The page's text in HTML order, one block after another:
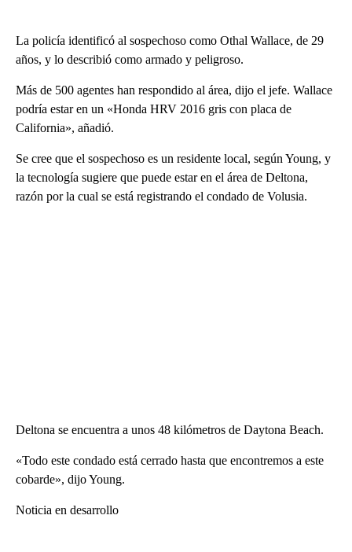
La policía identificó al sospechoso como Othal Wallace, de 29
años, y lo describió como armado y peligroso.
Más de 500 agentes han respondido al área, dijo el jefe. Wallace
podría estar en un «Honda HRV 2016 gris con placa de
California», añadió.
Se cree que el sospechoso es un residente local, según Young, y
la tecnología sugiere que puede estar en el área de Deltona,
razón por la cual se está registrando el condado de Volusia.
Deltona se encuentra a unos 48 kilómetros de Daytona Beach.
«Todo este condado está cerrado hasta que encontremos a este
cobarde», dijo Young.
Noticia en desarrollo